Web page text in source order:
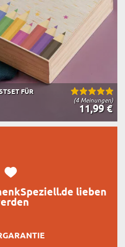
(4 Meinungen)
FÜR
11,99 €
lieben